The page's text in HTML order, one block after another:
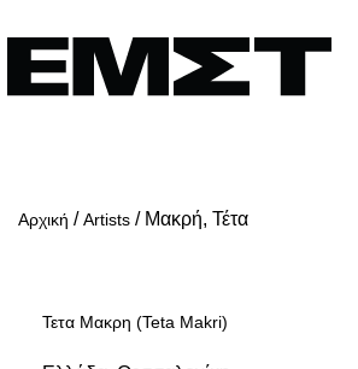
Αρχική /Artists / Μακρή, Τέτα
Τετα Μακρη (Teta Makri)